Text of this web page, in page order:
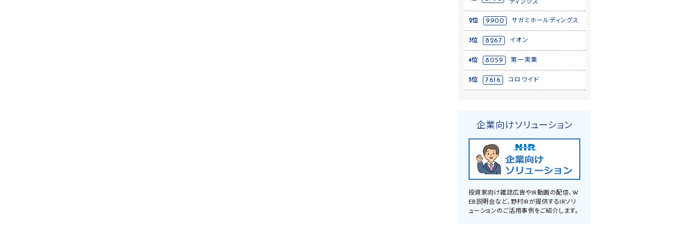
ディングス
2位 9900 サガミホールディングス
3位 8267 イオン
4位 8059 第一実業
5位 7616 コロワイド
企業向けソリューション
投資家向け雑誌広告やIR動画の配信、W
EB説明会など、野村IRが提供するIRソリ
ューションのご活用事例をご紹介します。